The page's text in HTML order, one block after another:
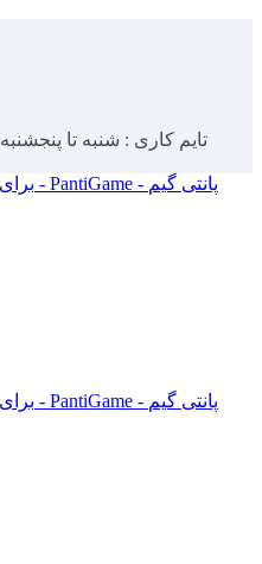
تایم کاری : شنبه تا پنجشنبه